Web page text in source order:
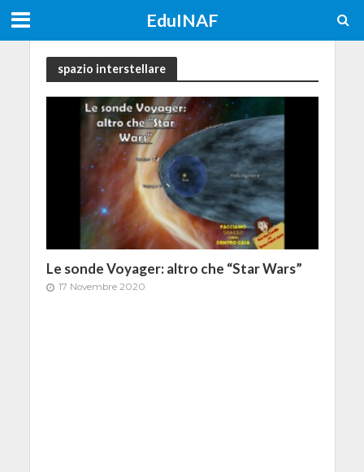
EduINAF
spazio interstellare
Le sonde Voyager: altro che “Star Wars”
17 Novembre 2020